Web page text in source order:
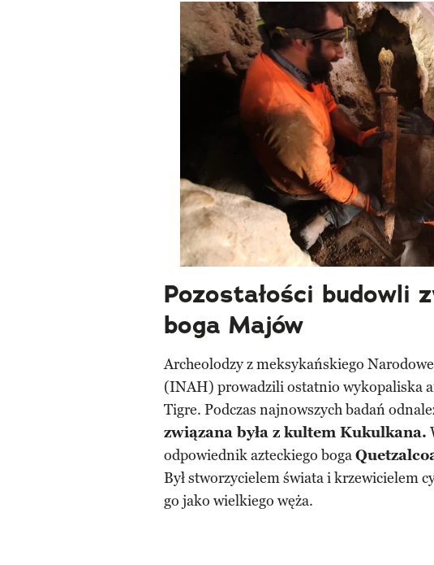
Pozostałości budowli
boga Majów
Archeolodzy z meksykańskiego
(INAH) prowadzili ostatnio wykopaliska
Tigre. Podczas najnowszych badań
związana była z kultem Kukulkana.
odpowiednik azteckiego boga
Był stworzycielem świata i krzewicielem
go jako wielkiego węża.